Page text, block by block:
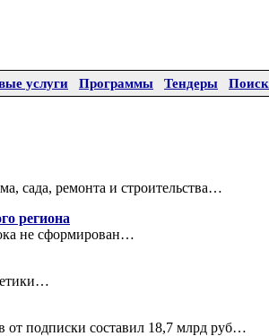
услуги Программы Тендеры Поиск
сада, ремонта и строительства…
региона
не сформирован…
подписки составил 18,7 млрд руб…